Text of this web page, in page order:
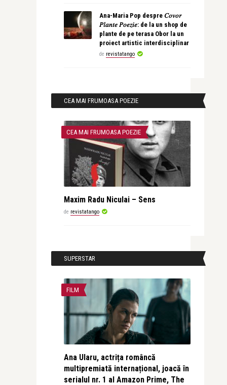
Ana-Maria Pop despre 𝐶𝑜𝑣𝑜𝑟
𝑃𝑙𝑎𝑛𝑡𝑒 𝑃𝑜𝑒𝑧𝑖𝑒: de la un shop de
plante de pe terasa Obor la un
proiect artistic interdisciplinar
de revistatango
CEA MAI FRUMOASA POEZIE
CEA MAI FRUMOASA POEZIE
Maxim Radu Niculai – Sens
de revistatango
SUPERSTAR
FILM
Ana Ularu, actrița româncă
multipremiată internațional, joacă în
serialul nr. 1 al Amazon Prime, The